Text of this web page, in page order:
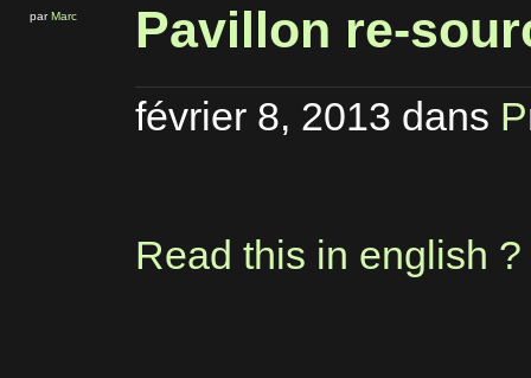
parMarc Pavillon re-
février 8, 2013 dans
Read this in english ?